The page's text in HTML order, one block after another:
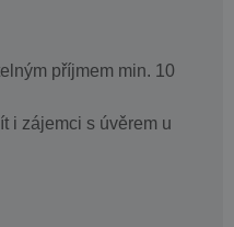
příjmem min. 10
i zájemci s úvěrem u